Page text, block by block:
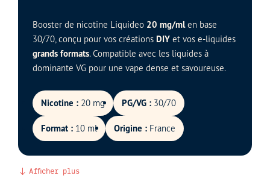
Booster de nicotine Liquideo 20 mg/mlen base
30/70, conçu pour vos créations DIY et vos e-liquides
grands formats. Compatible avec les liquides à
dominante VG pour une vape dense et savoureuse.
Nicotine : 20 mg PG/VG : 30/70
Format : 10 ml Origine : France
Afficher plus